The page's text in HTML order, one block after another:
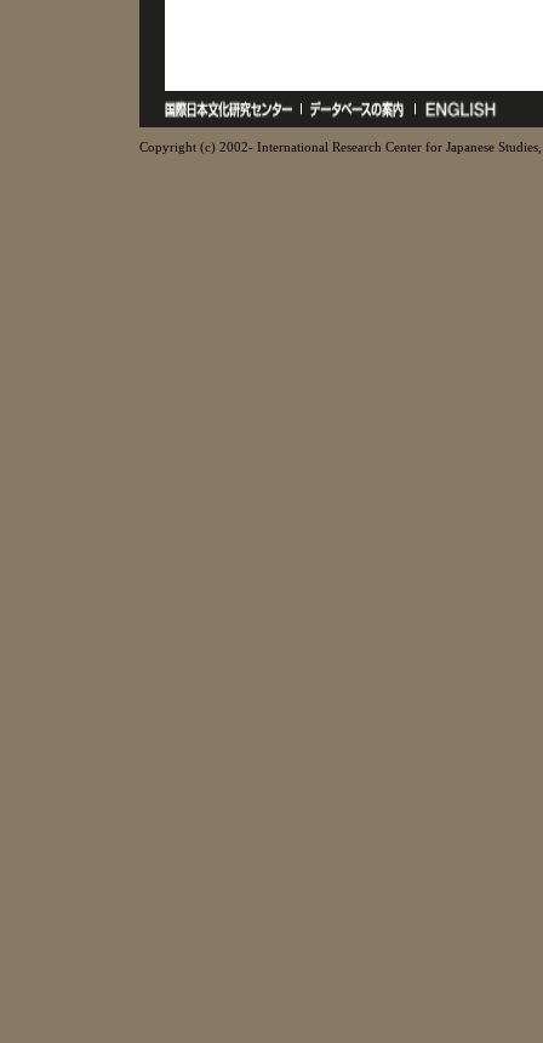
Copyright (c) 2002- International Research Center for Japanese